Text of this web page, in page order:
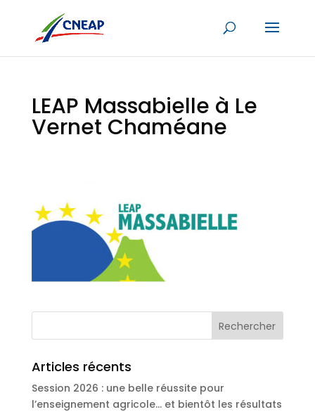
LEAP Massabielle à Le
Vernet Chaméane
Articles récents
Session 2026 : une belle réussite pour
l’enseignement agricole… et bientôt les résultats